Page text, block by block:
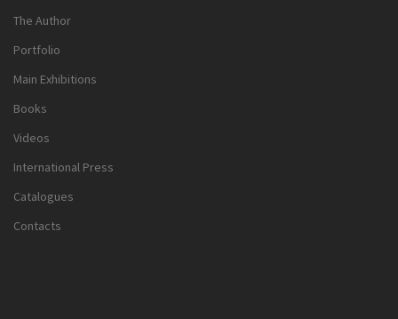
The Author
Portfolio
Main Exhibitions
Books
Videos
International Press
Catalogues
Contacts